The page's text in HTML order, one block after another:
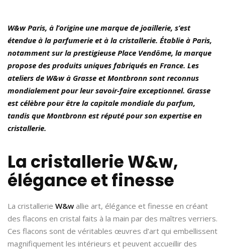
W&w Paris, à l’origine une marque de joaillerie, s’est
étendue à la parfumerie et à la cristallerie. Établie à Paris,
notamment sur la prestigieuse Place Vendôme, la marque
propose des produits uniques fabriqués en France. Les
ateliers de W&w à Grasse et Montbronn sont reconnus
mondialement pour leur savoir-faire exceptionnel. Grasse
est célèbre pour être la capitale mondiale du parfum,
tandis que Montbronn est réputé pour son expertise en
cristallerie.
La cristallerie W&w,
élégance et finesse
La cristallerie W&w allie art, élégance et finesse en créant
des flacons en cristal faits à la main par des maîtres verriers.
Ces flacons sont de véritables œuvres d’art qui embellissent
magnifiquement les intérieurs et peuvent accueillir des